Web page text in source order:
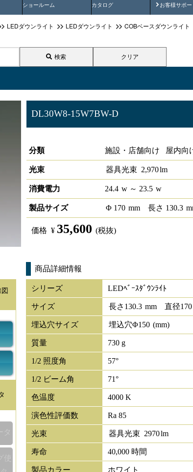
ショールーム カタログ お客様サポー
安全にご
LEDダウンライト LEDダウンライト COBベースダウンライト
検索 クリア
DL30W8-15W7BW-D
分類
施設・店舗向け 屋内向
光束 器具光束 2,970lm
消費電力 24.4 w ～ 23.5 w
製品サイズ Φ 170 mm 長さ 130.3
価格 ¥ 35,600 (税抜)
タ
使
商品詳細情報
シリーズ LEDﾍﾞｰｽﾀﾞｳﾝﾗｲﾄ
サイズ 長さ 130.3 mm 直径170
埋込穴サイズ 埋込穴Φ150 (mm)
質量 730 g
1/2 照度角 57°
1/2 ビーム角 71°
色温度 4000 K
演色性評価数 Ra 85
光束 器具光束 2970lm
寿命 40,000 時間
製品カラー ホワイト